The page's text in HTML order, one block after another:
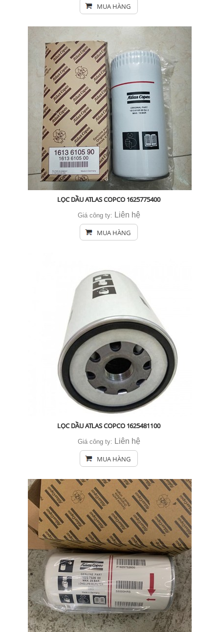
MUA HÀNG
LỌC DẦU ATLAS COPCO 1625775400
Giá công ty: Liên hệ
MUA HÀNG
LỌC DẦU ATLAS COPCO 1625481100
Giá công ty: Liên hệ
MUA HÀNG